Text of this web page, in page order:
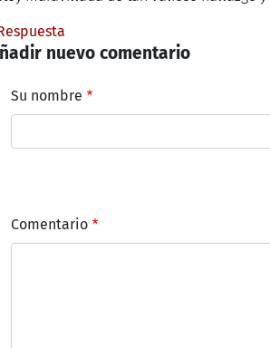
nuevo comentario
Su nombre
Comentario